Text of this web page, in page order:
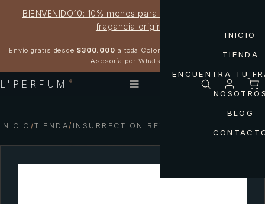
BIENVENIDO10: 10% menos para estrenar tu próxima
fragancia original
Envío gratis desde $300.000 a toda Colombia
Asesoría por WhatsApp
L'PERFUM ®
INICIO
TIENDA
ENCUENTRA TU
BLOG
INICIO /TIENDA/ INSURRECTION REYANE TRADITION